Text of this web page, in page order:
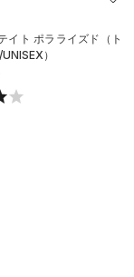
イト ポラライズド（ト
）